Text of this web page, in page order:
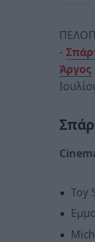
-
Άργος
Toy